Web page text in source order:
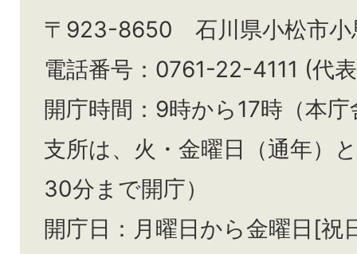
〒923-8650 石川県小松市小
電話番号：0761-22-4111 (代
開庁時間：9時から17時（本
支所は、火・金曜日（通年）と
30分まで開庁）
開庁日：月曜日から金曜日[祝